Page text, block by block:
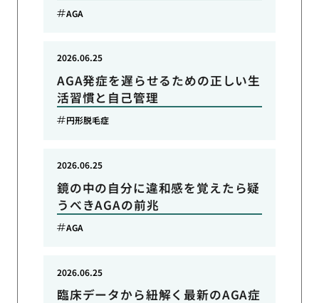
AGA
AGA発症を遅らせるための正しい生
活習慣と自己管理
2026.06.25
円形脱毛症
鏡の中の自分に違和感を覚えたら疑
うべきAGAの前兆
2026.06.25
AGA
臨床データから紐解く最新のAGA症
2026.06.25